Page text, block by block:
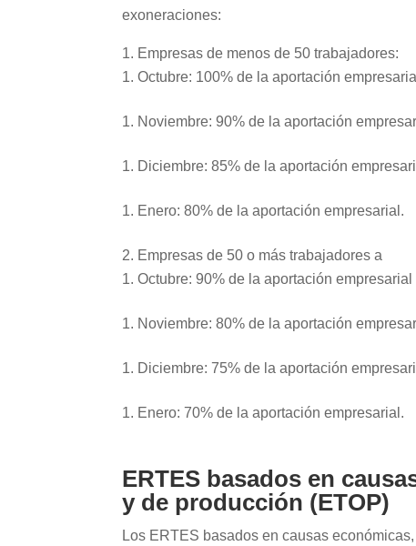
exoneraciones:
Empresas de menos de 50 trabajadores:
Octubre: 100% de la aportación empresarial
Noviembre: 90% de la aportación
Diciembre: 85% de la aportación
Enero: 80% de la aportación empresarial.
Empresas de 50 o más trabajadores a
Octubre: 90% de la aportación empresarial
Noviembre: 80% de la aportación
Diciembre: 75% de la aportación
Enero: 70% de la aportación empresarial.
ERTES basados en
y de producción (ETOP)
Los ERTES basados en causas